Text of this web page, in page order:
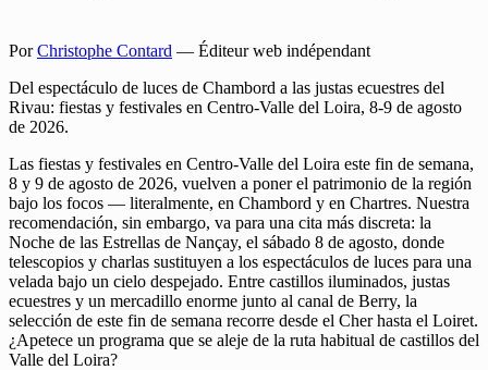
PorChristophe Contard — Éditeur web indépendant
Del espectáculo de luces de Chambord a las justas ecuestres del
Rivau: fiestas y festivales en Centro-Valle del Loira, 8-9 de agosto
de 2026.
Las fiestas y festivales en Centro-Valle del Loira este fin de semana,
8 y 9 de agosto de 2026, vuelven a poner el patrimonio de la región
bajo los focos — literalmente, en Chambord y en Chartres. Nuestra
recomendación, sin embargo, va para una cita más discreta: la
Noche de las Estrellas de Nançay, el sábado 8 de agosto, donde
telescopios y charlas sustituyen a los espectáculos de luces para una
velada bajo un cielo despejado. Entre castillos iluminados, justas
ecuestres y un mercadillo enorme junto al canal de Berry, la
selección de este fin de semana recorre desde el Cher hasta el Loiret.
¿Apetece un programa que se aleje de la ruta habitual de castillos del
Valle del Loira?